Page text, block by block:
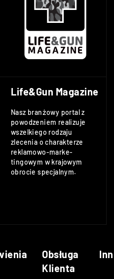
Life&Gun Magazine
Nasz branżowy portal z
powodzeniem realizuje
wszelkiego rodzaju
zlecenia o charakterze
reklamowo-marke-
tingowym w krajowym
obrocie specjalnym.
Obsługa
Klienta